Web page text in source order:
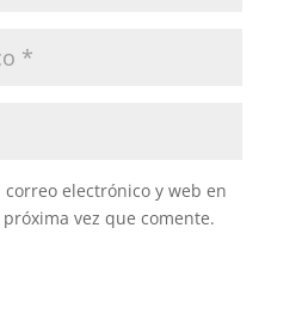
electrónico y web en
vez que comente.